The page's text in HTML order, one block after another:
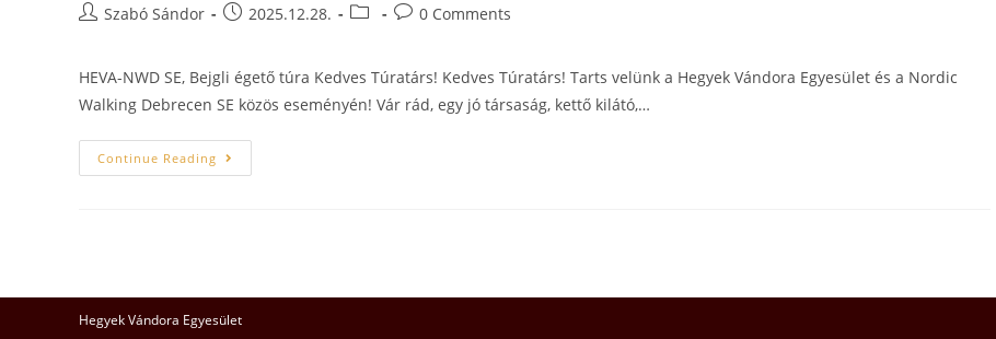
Szabó Sándor 2025.12.28. 0 Comments
HEVA-NWD SE, Bejgli égető túra Kedves Túratárs! Kedves Túratárs! Tarts velünk a Hegyek Vándora Egyesület és a Nordic
Walking Debrecen SE közös eseményén! Vár rád, egy jó társaság, kettő kilátó,…
Continue Reading
Hegyek Vándora Egyesület